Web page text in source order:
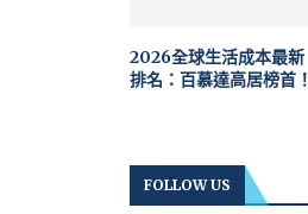
2026全球生活成本最新
排名：百慕達高居榜首！
FOLLOW US